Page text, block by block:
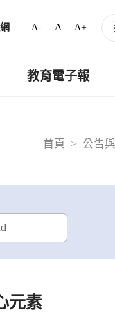
A- A A+
教育電子報
首頁
公告
元素